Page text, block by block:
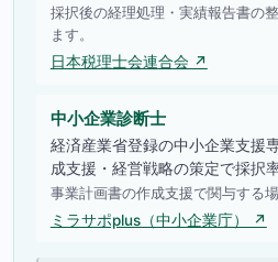
採択後の経理処理・実績報告書の
ます。
日本税理士会連合会 ↗
中小企業診断士
経済産業省登録の中小企業支援
成支援・経営戦略の策定で採択
事業計画書の作成支援で関与する場
ミラサポplus（中小企業庁） ↗